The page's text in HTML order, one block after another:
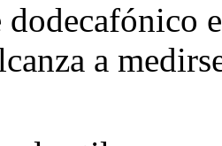
dodecafónico
a